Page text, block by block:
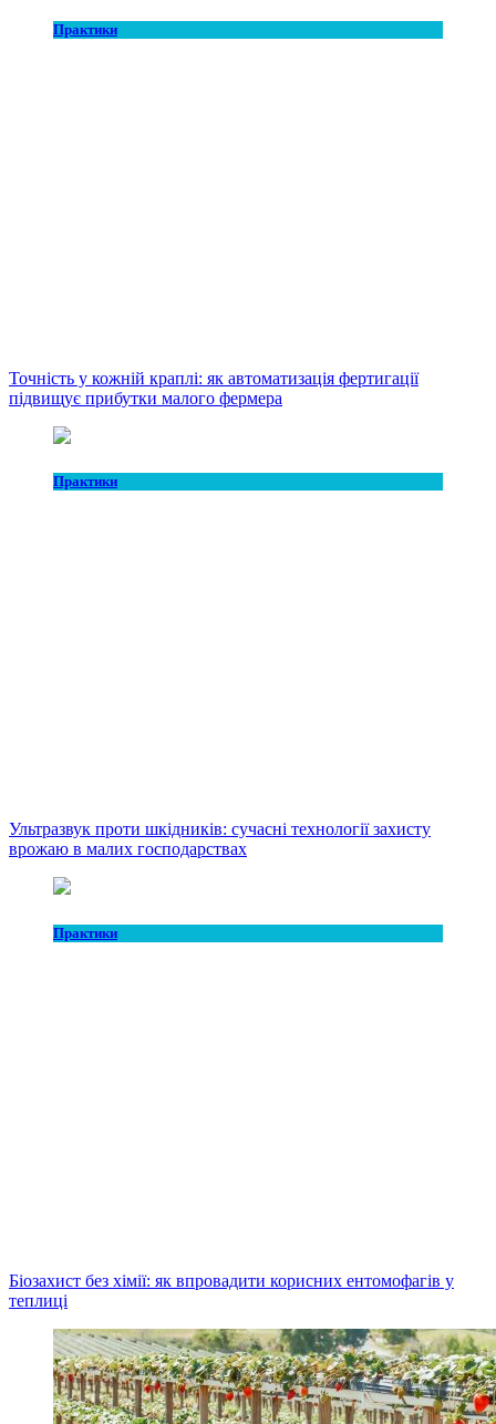
Практики
Точність у кожній краплі: як автоматизація фертигації
підвищує прибутки малого фермера
Практики
Ультразвук проти шкідників: сучасні технології захисту
врожаю в малих господарствах
Практики
Біозахист без хімії: як впровадити корисних ентомофагів у
теплиці